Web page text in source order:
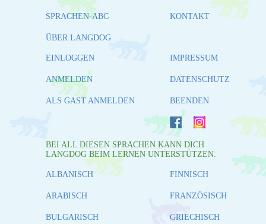
SPRACHEN-ABC
ÜBER LANGDOG
KONTAKT
EINLOGGEN
ANMELDEN
ALS GAST ANMELDEN
IMPRESSUM
DATENSCHUTZ
BEENDEN
BEI ALL DIESEN SPRACHEN KANN DICH
LANGDOG BEIM LERNEN UNTERSTÜTZEN:
ALBANISCH
ARABISCH
BULGARISCH
FINNISCH
FRANZÖSISCH
GRIECHISCH